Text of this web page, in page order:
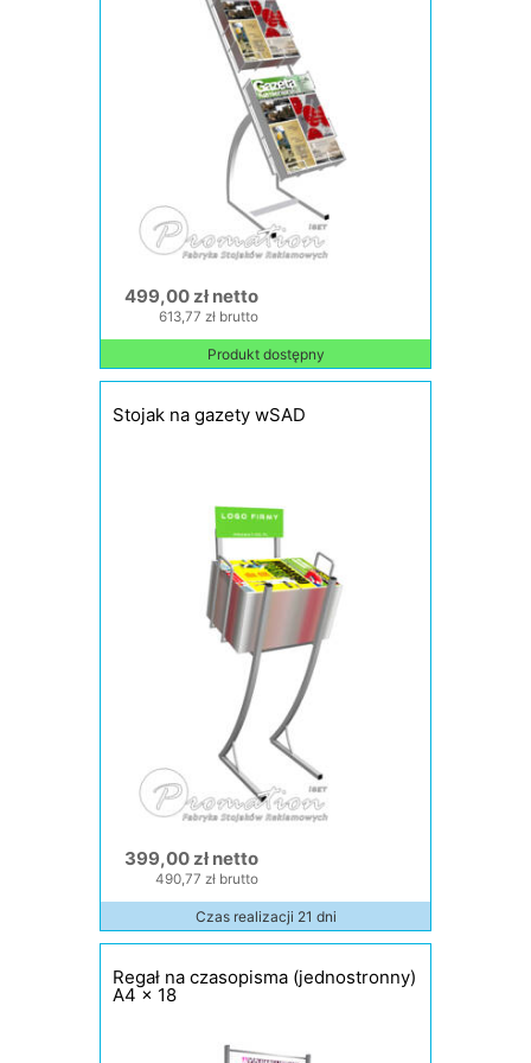
499,00 zł netto
613,77 zł brutto
Produkt dostępny
Stojak na gazety wSAD
399,00 zł netto
490,77 zł brutto
Czas realizacji 21 dni
Regał na czasopisma (jednostronny)
A4 x 18